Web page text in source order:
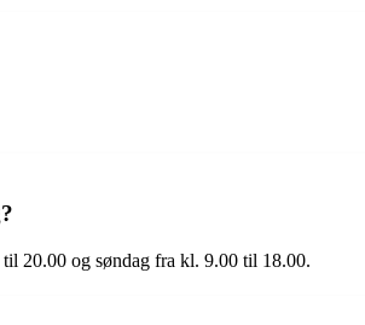
20.00 og søndag fra kl. 9.00 til 18.00.